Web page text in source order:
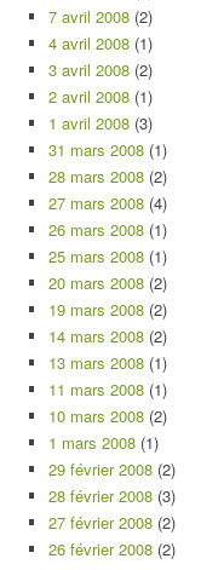
7 avril 2008 (2)
4 avril 2008 (1)
3 avril 2008 (2)
2 avril 2008 (1)
1 avril 2008 (3)
31 mars 2008 (1)
28 mars 2008 (2)
27 mars 2008 (4)
26 mars 2008 (1)
25 mars 2008 (1)
20 mars 2008 (2)
19 mars 2008 (2)
14 mars 2008 (2)
13 mars 2008 (1)
11 mars 2008 (1)
10 mars 2008 (2)
1 mars 2008 (1)
29 février 2008 (2)
28 février 2008 (3)
27 février 2008 (2)
26 février 2008 (2)